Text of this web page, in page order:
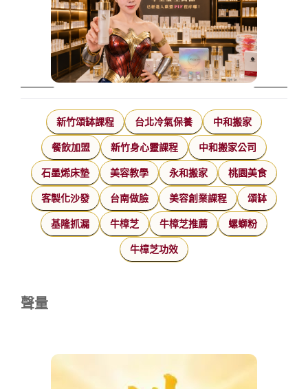
新竹頌缽課程 台北冷氣保養 中和搬家
餐飲加盟 新竹身心靈課程 中和搬家公司
石墨烯床墊 美容教學 永和搬家 桃園美食
客製化沙發 台南做臉 美容創業課程 頌缽
基隆抓漏 牛樟芝 牛樟芝推薦 螺螄粉
牛樟芝功效
聲量